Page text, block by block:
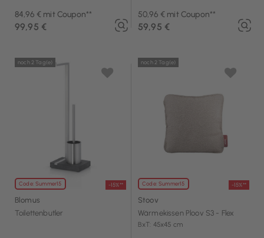
84,96 € mit Coupon**
99,95 €
50,96 € mit Coupon**
59,95 €
Code: Summer15 -15%**
noch 2 Tag(e)
Blomus
Toilettenbutler
Code: Summer15 -15%**
noch 2 Tag(e)
Stoov
Wärmekissen Ploov S3 - Flex
BxT: 45x45 cm